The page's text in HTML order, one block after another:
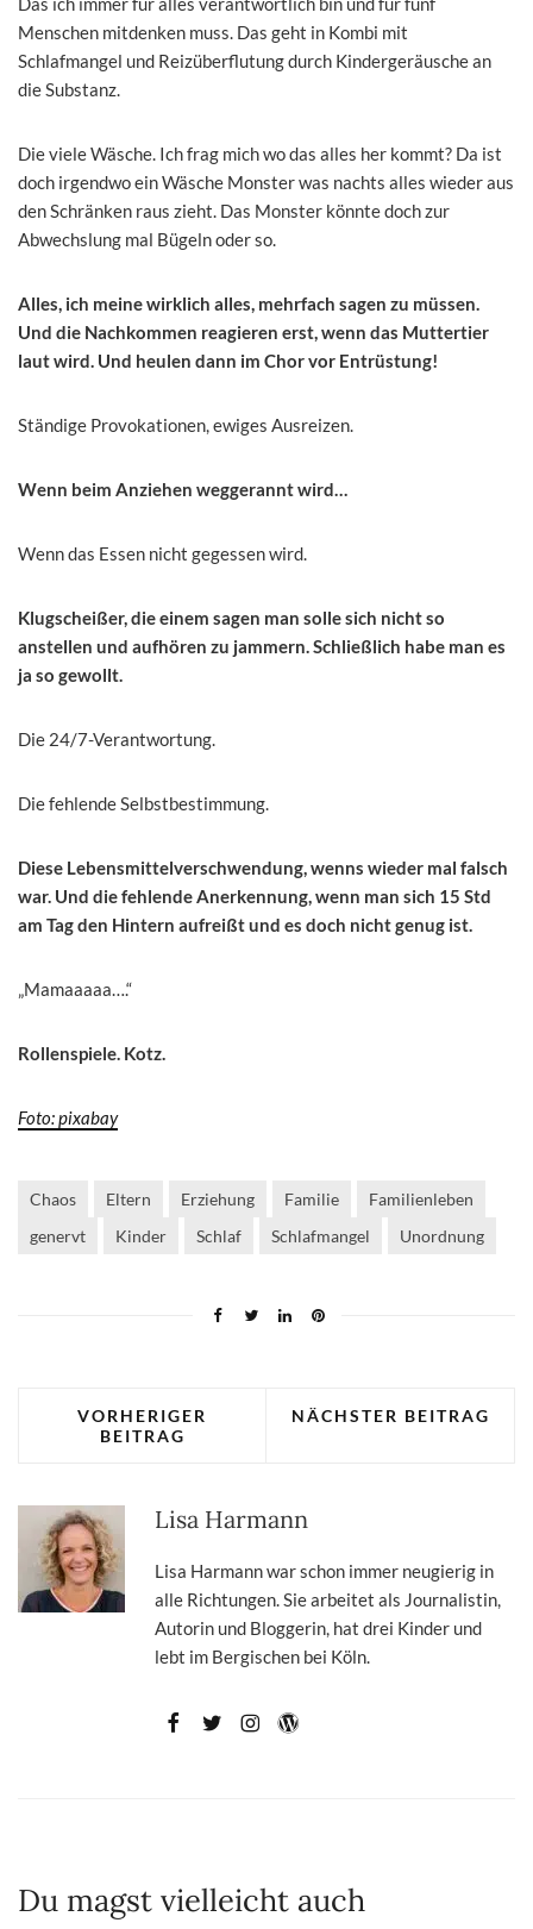
Menschen mitdenken muss. Das geht in Kombi mit
Schlafmangel und Reizüberflutung durch Kindergeräusche an
die Substanz.
Die viele Wäsche. Ich frag mich wo das alles her kommt? Da ist
doch irgendwo ein Wäsche Monster was nachts alles wieder aus
den Schränken raus zieht. Das Monster könnte doch zur
Abwechslung mal Bügeln oder so.
Alles, ich meine wirklich alles, mehrfach sagen zu müssen.
Und die Nachkommen reagieren erst, wenn das Muttertier
laut wird. Und heulen dann im Chor vor Entrüstung!
Ständige Provokationen, ewiges Ausreizen.
Wenn beim Anziehen weggerannt wird…
Wenn das Essen nicht gegessen wird.
Klugscheißer, die einem sagen man solle sich nicht so
anstellen und aufhören zu jammern. Schließlich habe man es
ja so gewollt.
Die 24/7-Verantwortung.
Die fehlende Selbstbestimmung.
Diese Lebensmittelverschwendung, wenns wieder mal falsch
war. Und die fehlende Anerkennung, wenn man sich 15 Std
am Tag den Hintern aufreißt und es doch nicht genug ist.
„Mamaaaaa….“
Rollenspiele. Kotz.
Foto: pixabay
Chaos Eltern Erziehung Familie
Familienleben
genervt
Kinder Schlaf Schlafmangel Unordnung
VORHERIGER
BEITRAG
NÄCHSTER BEITRAG
Lisa Harmann
Lisa Harmann war schon immer neugierig in
alle Richtungen. Sie arbeitet als Journalistin,
Autorin und Bloggerin, hat drei Kinder und
lebt im Bergischen bei Köln.
Du magst vielleicht auch